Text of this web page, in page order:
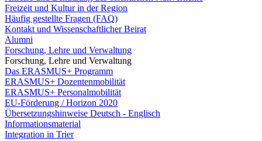
Freizeit und Kultur in der Region
Häufig gestellte Fragen (FAQ)
Kontakt und Wissenschaftlicher Beirat
Alumni
Forschung, Lehre und Verwaltung
Forschung, Lehre und Verwaltung
Das ERASMUS+ Programm
ERASMUS+ Dozentenmobilität
ERASMUS+ Personalmobilität
EU-Förderung / Horizon 2020
Übersetzungshinweise Deutsch - Englisch
Informationsmaterial
Integration in Trier